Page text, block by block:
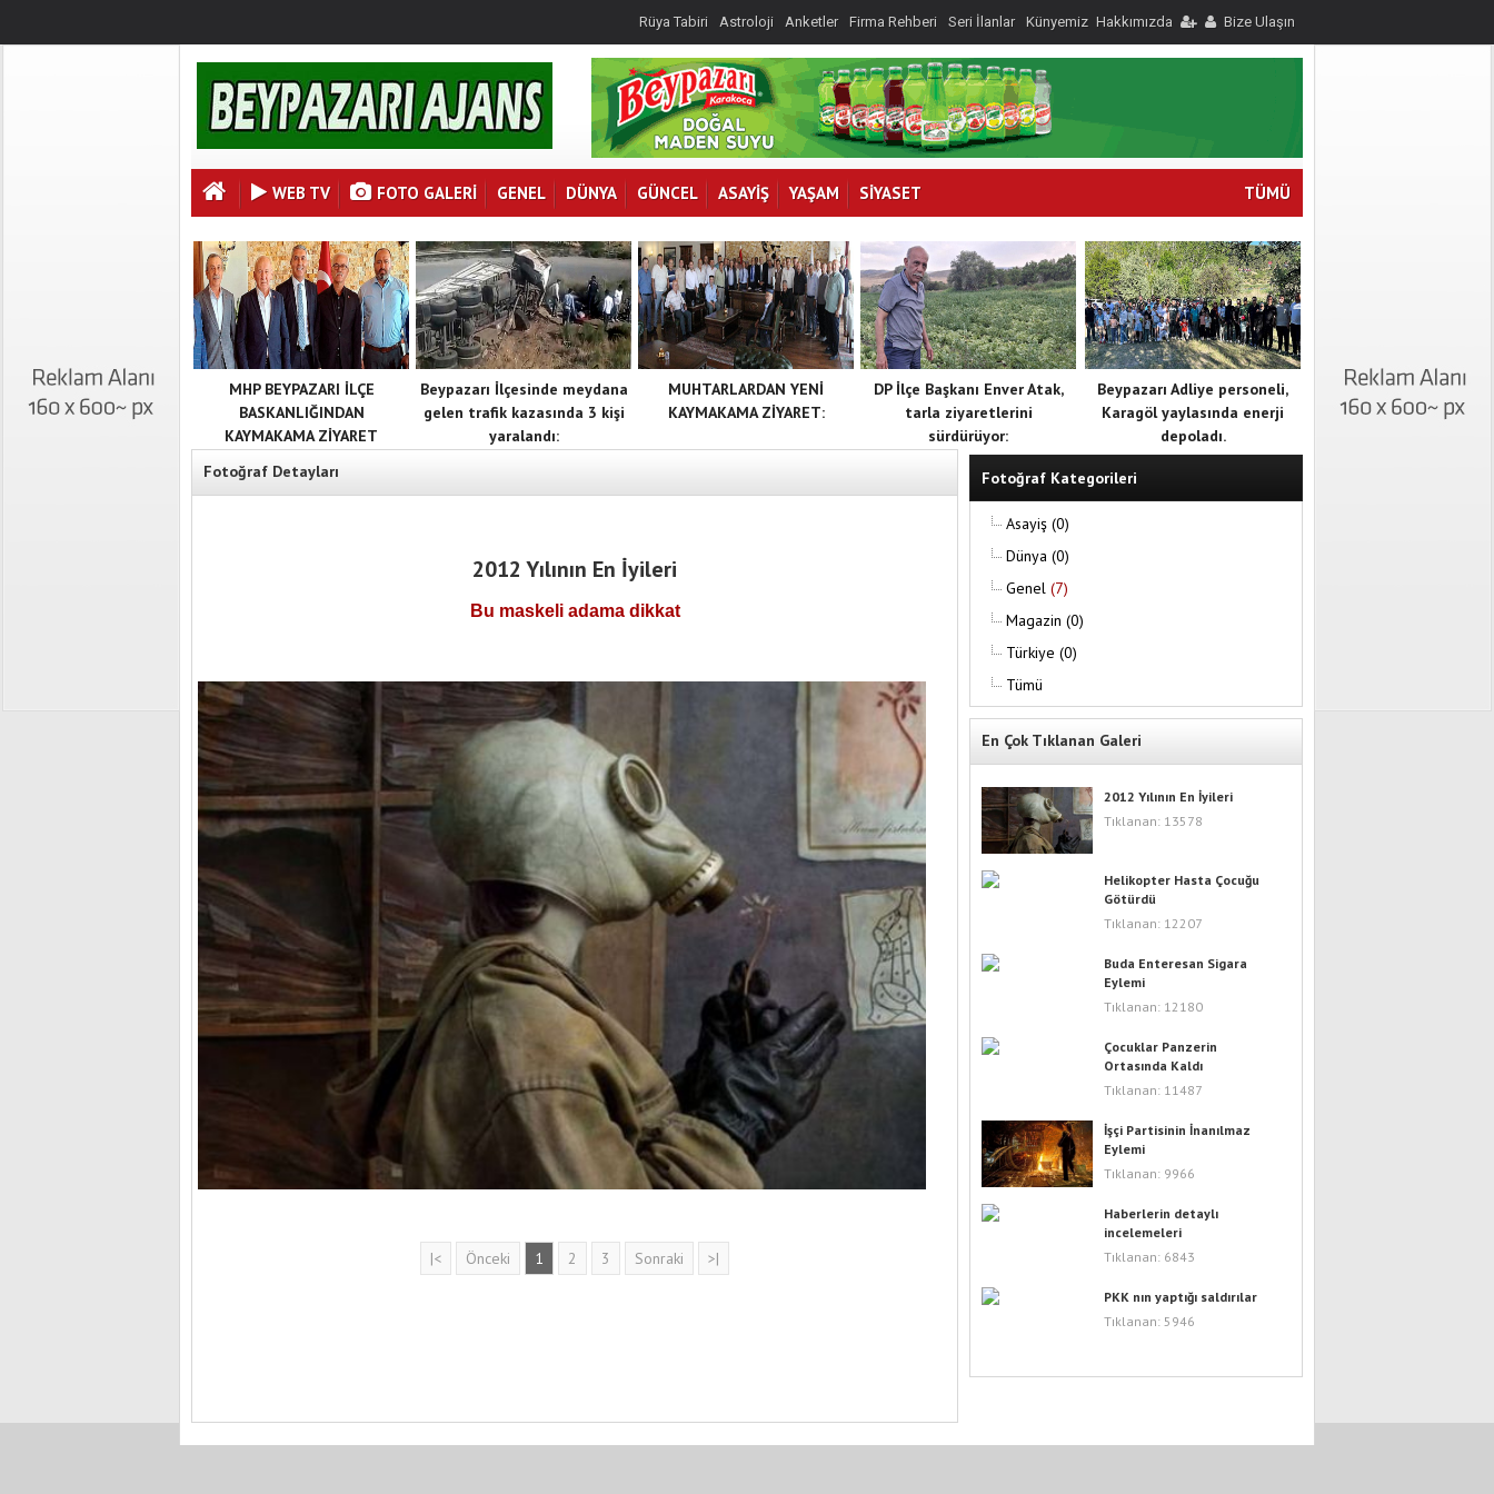
Rüya Tabiri Astroloji Anketler Firma Rehberi Seri İlanlar Künyemiz Hakkımızda Bize Ulaşın
WEB TV FOTO GALERI GENEL DÜNYA GÜNCEL ASAYİŞ YAŞAM SİYASET TÜMÜ
MHP BEYPAZARI İLÇE
BASKANLIĞINDAN
KAYMAKAMA ZİYARET
Beypazarı İlçesinde meydana
gelen trafik kazasında 3 kişi
yaralandı:
MUHTARLARDAN YENİ
KAYMAKAMA ZİYARET:
Beypazarı Adliye personeli,
Karagöl yaylasında enerji
depoladı.
DP İlçe Başkanı Enver Atak,
tarla ziyaretlerini
sürdürüyor:
Fotoğraf Detayları
2012 Yılının En İyileri
Bu maskeli adama dikkat
|< Önceki 1 2 3 Sonraki >|
Fotoğraf Kategorileri
Asayiş (0)
Dünya (0)
Genel (7)
Magazin (0)
Türkiye (0)
Tümü
En Çok Tıklanan Galeri
2012 Yılının En İyileri
Tıklanan: 13578
Helikopter Hasta Çocuğu
Götürdü
Tıklanan: 12207
Buda Enteresan Sigara
Eylemi
Tıklanan: 12180
Çocuklar Panzerin
Ortasında Kaldı
Tıklanan: 11487
İşçi Partisinin İnanılmaz
Eylemi
Tıklanan: 9966
Haberlerin detaylı
incelemeleri
Tıklanan: 6843
PKK nın yaptığı saldırılar
Tıklanan: 5946